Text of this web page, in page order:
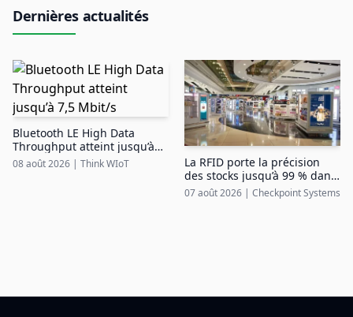
Dernières actualités
Bluetooth LE High Data
Throughput atteint jusqu’à
7,5 Mbit/s
08 août 2026 | Think WIoT
La RFID porte la précision
des stocks jusqu’à 99 % dans
le duty free aéroportuaire
07 août 2026 | Checkpoint Systems